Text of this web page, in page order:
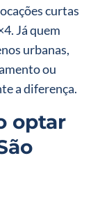
curtas
Já quem
urbanas,
ou
a diferença.
optar